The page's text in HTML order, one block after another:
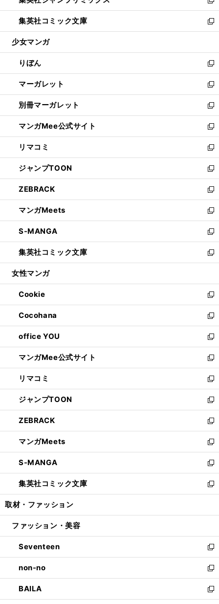
開
く
ウ
で
開
ン
ド
ウ
開
く
ウ
ィ
ン
ウ
で
開
く
新
し
い
ウ
ン
ド
ウ
で
開
く
集英社コミック文庫
新
し
ウ
ィ
ン
ド
ウ
で
開
く
少女マンガ
りぼん
新
し
い
ウ
ィ
ン
ド
ウ
で
開
く
マーガレット
新
し
い
ウ
ィ
ン
ド
ウ
で
開
く
別冊マーガレット
新
し
い
ウ
ィ
ン
ド
ウ
で
開
く
マンガMee公式サイト
新
し
い
ウ
ィ
ン
ド
ウ
で
開
く
リマコミ
新
し
い
ウ
ィ
ン
ド
ウ
で
開
く
ジャンプTOON
新
し
い
ウ
ィ
ン
ド
ウ
で
開
ZEBRACK
新
し
い
ウ
ィ
ン
ド
ウ
開
く
マンガMeets
新
し
い
ウ
ィ
ン
ウ
で
開
く
S-MANGA
新
し
い
ウ
ン
ド
ウ
で
開
く
集英社コミック文庫
新
し
ウ
ィ
ン
ド
ウ
で
開
く
女性マンガ
Cookie
新
し
い
ウ
ィ
ン
ド
ウ
で
開
く
Cocohana
新
し
い
ウ
ィ
ン
ド
ウ
で
開
く
office YOU
新
し
い
ウ
ィ
ン
ド
ウ
で
開
く
マンガMee公式サイト
新
し
い
ウ
ィ
ン
ド
ウ
で
開
く
リマコミ
新
し
い
ウ
ィ
ン
ド
ウ
で
開
く
ジャンプTOON
新
し
い
ウ
ィ
ン
ド
ウ
で
開
ZEBRACK
新
し
い
ウ
ィ
ン
ド
ウ
開
マンガMeets
新
し
い
ウ
ィ
ン
ウ
開
く
S-MANGA
新
し
い
ウ
ン
ウ
で
開
く
集英社コミック文庫
新
し
ウ
ン
ド
ウ
で
開
く
取材・ファッション
ファッション・美容
Seventeen
新
し
い
ウ
ィ
ン
non-no
新
し
い
ウ
BAILA
新
し